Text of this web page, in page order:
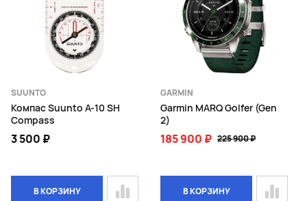
SUUNTO
Компас Suunto A-10 SH
Compass
3 500 ₽
В КОРЗИНУ
GARMIN
Garmin MARQ Golfer (Gen
2)
185 900 ₽ 225 900 ₽
В КОРЗИНУ